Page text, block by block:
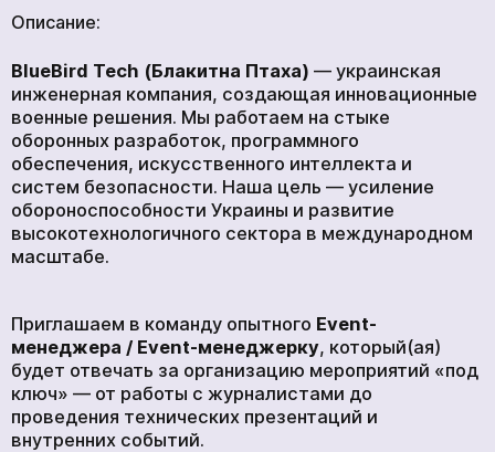
МЕРЧ
КОМПАНИИ
О НАС
КОНТАКТЫ
Академия
Описание:
BlueBird Tech (Блакитна Птаха) — украинская
инженерная компания, создающая инновационные
военные решения. Мы работаем на стыке
оборонных разработок, программного
обеспечения, искусственного интеллекта и
систем безопасности. Наша цель — усиление
обороноспособности Украины и развитие
высокотехнологичного сектора в международном
масштабе.
Приглашаем в команду опытного Event-
менеджера / Event-менеджерку, который(ая)
будет отвечать за организацию мероприятий «под
ключ» — от работы с журналистами до
проведения технических презентаций и
внутренних событий.